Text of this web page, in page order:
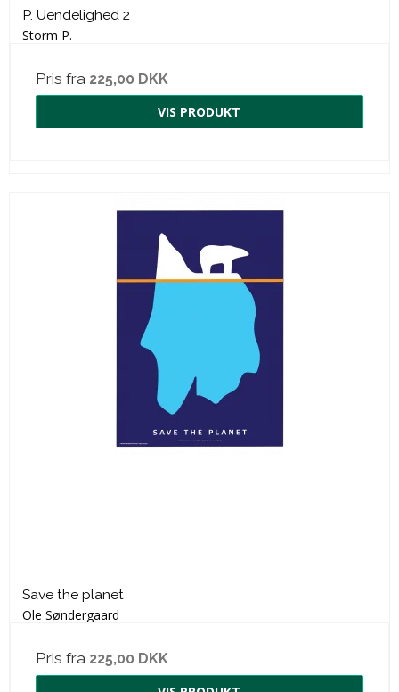
P. Uendelighed 2
Storm P.
Pris fra 225,00 DKK
VIS PRODUKT
Save the planet
Ole Søndergaard
Pris fra 225,00 DKK